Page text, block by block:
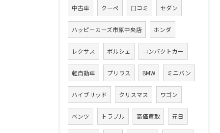
中古車 クーペ 口コミ セダン
ハッピーカーズ市原中央店 ホンダ
レクサス ポルシェ コンパクトカー
軽自動車 プリウス BMW ミニバン
ハイブリッド クリスマス ワゴン
ベンツ トラブル 高価買取 元日